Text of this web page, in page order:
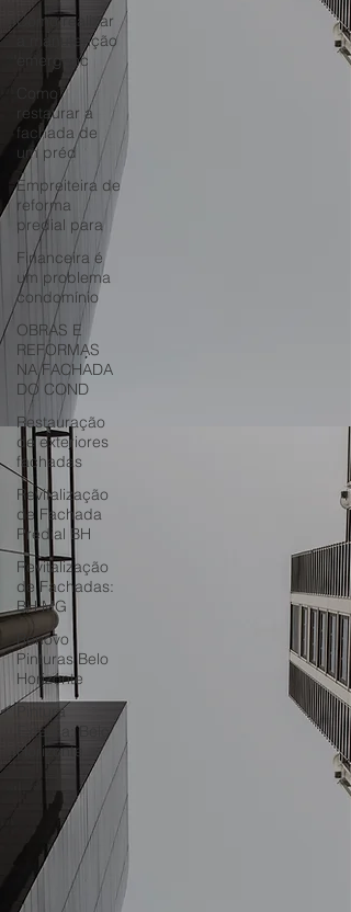
Como realizar
a manutenção
emergenc
Como
restaurar a
fachada de
um préd
Empreiteira de
reforma
predial para
Financeira é
um problema
condomínio
OBRAS E
REFORMAS
NA FACHADA
DO COND
Restauração
de exteriores
fachadas
Revitalização
de Fachada
Predial BH
Revitalização
de Fachadas:
BH MG
Renovo
Pinturas Belo
Horizonte
Pintura
Externa: Belo
Horizonte